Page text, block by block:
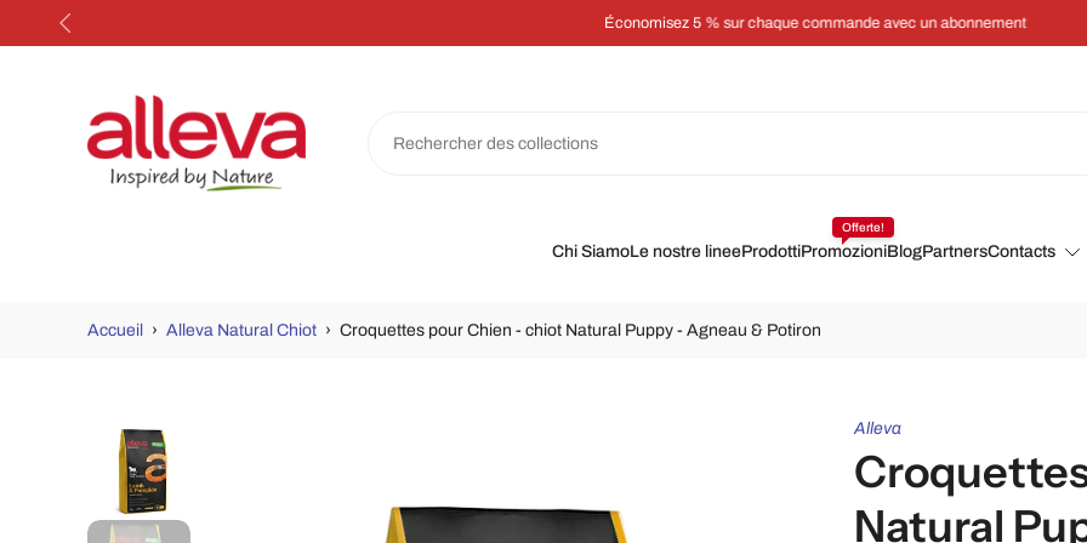
Aller
Économisez 5 % sur chaque commande avec un abonnement
Chi SiamoLe nostre lineeProdottiPromozioni
Offerte!
BlogPartnersContacts
Accueil › Alleva Natural Chiot › Croquettes pour Chien - chiot Natural Puppy - Agneau & Potiron
Passer
aux
informations
sur
Alleva
Natural